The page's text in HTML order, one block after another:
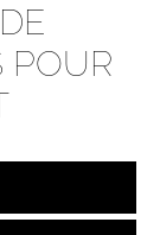
POUR